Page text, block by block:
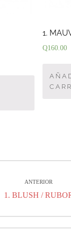
1.
Q160.00
ANTERIOR
Entrada
1. BLUSH /